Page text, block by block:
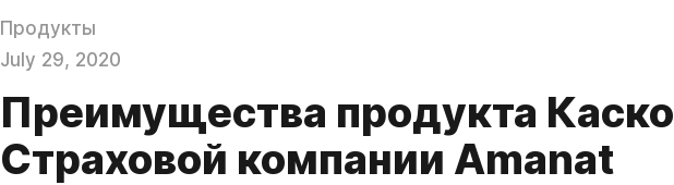
Продукты
July 29, 2020
Преимущества продукта Каско
Страховой компании Amanat